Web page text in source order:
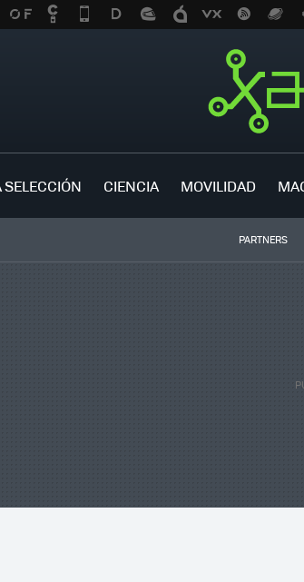
SELECCIÓN CIENCIA MOVILIDAD
PARTNERS